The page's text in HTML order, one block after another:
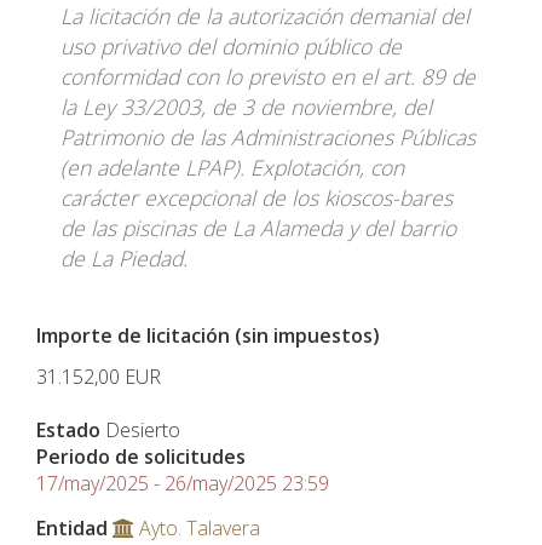
La licitación de la autorización demanial del
uso privativo del dominio público de
conformidad con lo previsto en el art. 89 de
la Ley 33/2003, de 3 de noviembre, del
Patrimonio de las Administraciones Públicas
(en adelante LPAP). Explotación, con
carácter excepcional de los kioscos-bares
de las piscinas de La Alameda y del barrio
de La Piedad.
Importe de licitación (sin impuestos)
31.152,00 EUR
Estado Desierto
Periodo de solicitudes
17/may/2025 - 26/may/2025 23:59
Entidad
Ayto. Talavera